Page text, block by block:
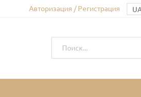
Авторизация / Регистрация